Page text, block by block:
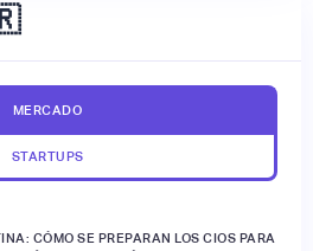
MERCADO
STARTUPS
CÓMO SE PREPARAN LOS CIOS PARA